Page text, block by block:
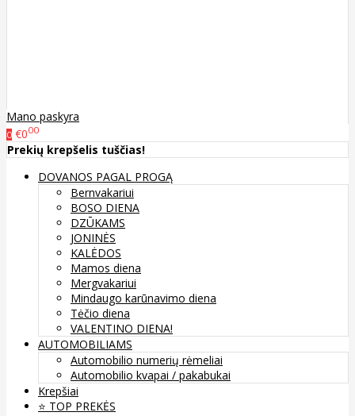
Mano paskyra
0 €000
Prekių krepšelis tuščias!
DOVANOS PAGAL PROGĄ
Bernvakariui
BOSO DIENA
DZŪKAMS
JONINĖS
KALĖDOS
Mamos diena
Mergvakariui
Mindaugo karūnavimo diena
Tėčio diena
VALENTINO DIENA!
AUTOMOBILIAMS
Automobilio numerių rėmeliai
Automobilio kvapai / pakabukai
Krepšiai
⭐️ TOP PREKĖS